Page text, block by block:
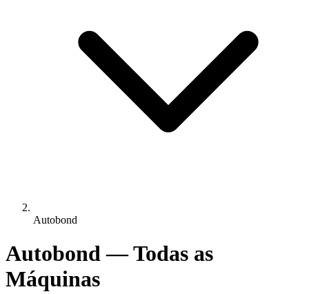
Autobond
Autobond — Todas as
Máquinas